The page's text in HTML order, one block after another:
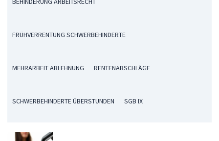
FRÜHVERRENTUNG SCHWERBEHINDERTE
MEHRARBEIT ABLEHNUNG RENTENABSCHLÄGE
SCHWERBEHINDERTE ÜBERSTUNDEN SGB IX